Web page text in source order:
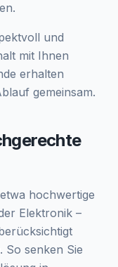
und
mit Ihnen
erhalten
gemeinsam.
hochwertige
Elektronik –
So senken Sie